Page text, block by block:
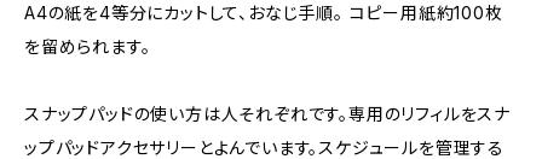
A4の紙を4等分にカットして、おなじ手順。 コピー用紙約100枚
を留められます。
スナップパッドの使い方は人それぞれです。専用のリフィルをスナ
ップパッドアクセサリーとよんでいます。スケジュールを管理する